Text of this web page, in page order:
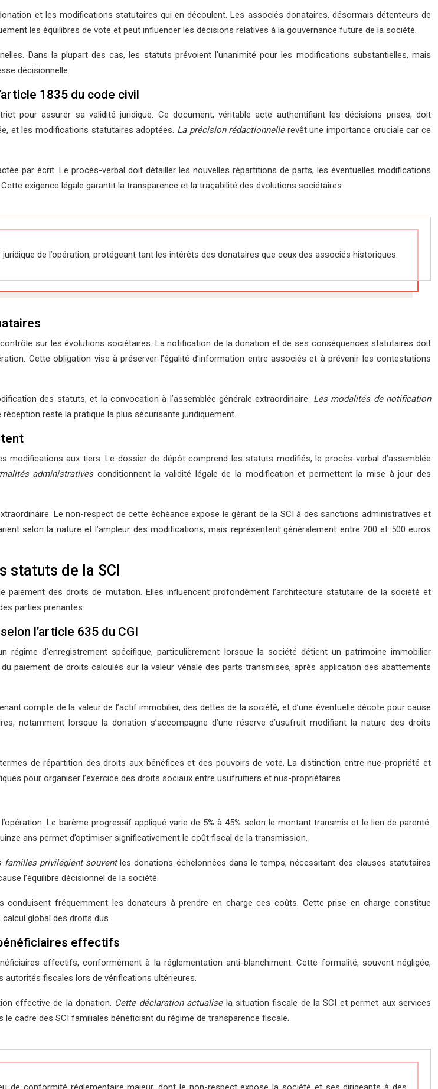
et les modifications statutaires qui en découlent. Les associés donataires, désormais détenteurs de
les équilibres de vote et peut influencer les décisions relatives à la gouvernance future de la société.
Dans la plupart des cas, les statuts prévoient l’unanimité pour les modifications substantielles, mais
décisionnelle.
1835 du code civil
pour assurer sa validité juridique. Ce document, véritable acte authentifiant les décisions prises, doit
et les modifications statutaires adoptées. La précision rédactionnelle revêt une importance cruciale car ce
par écrit. Le procès-verbal doit détailler les nouvelles répartitions de parts, les éventuelles modifications
exigence légale garantit la transparence et la traçabilité des évolutions sociétaires.
de l’opération, protégeant tant les intérêts des donataires que ceux des associés historiques.
sur les évolutions sociétaires. La notification de la donation et de ses conséquences statutaires doit
Cette obligation vise à préserver l’égalité d’information entre associés et à prévenir les contestations
des statuts, et la convocation à l’assemblée générale extraordinaire. Les modalités de notification
reste la pratique la plus sécurisante juridiquement.
modifications aux tiers. Le dossier de dépôt comprend les statuts modifiés, le procès-verbal d’assemblée
administratives conditionnent la validité légale de la modification et permettent la mise à jour des
Le non-respect de cette échéance expose le gérant de la SCI à des sanctions administratives et
selon la nature et l’ampleur des modifications, mais représentent généralement entre 200 et 500 euros
statuts de la SCI
des droits de mutation. Elles influencent profondément l’architecture statutaire de la société et
parties prenantes.
l’article 635 du CGI
d’enregistrement spécifique, particulièrement lorsque la société détient un patrimoine immobilier
paiement de droits calculés sur la valeur vénale des parts transmises, après application des abattements
compte de la valeur de l’actif immobilier, des dettes de la société, et d’une éventuelle décote pour cause
notamment lorsque la donation s’accompagne d’une réserve d’usufruit modifiant la nature des droits
de répartition des droits aux bénéfices et des pouvoirs de vote. La distinction entre nue-propriété et
pour organiser l’exercice des droits sociaux entre usufruitiers et nus-propriétaires.
Le barème progressif appliqué varie de 5% à 45% selon le montant transmis et le lien de parenté.
ans permet d’optimiser significativement le coût fiscal de la transmission.
familles privilégient souventles donations échelonnées dans le temps, nécessitant des clauses statutaires
l’équilibre décisionnel de la société.
fréquemment les donateurs à prendre en charge ces coûts. Cette prise en charge constitue
global des droits dus.
effectifs
effectifs, conformément à la réglementation anti-blanchiment. Cette formalité, souvent négligée,
fiscales lors de vérifications ultérieures.
effective de la donation. Cette déclaration actualise la situation fiscale de la SCI et permet aux services
cadre des SCI familiales bénéficiant du régime de transparence fiscale.